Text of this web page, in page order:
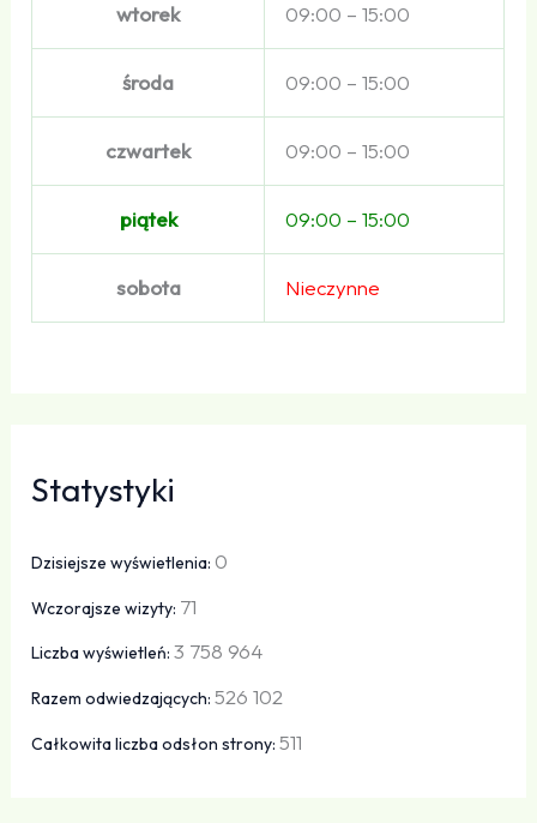
wtorek 09:00 – 15:00
środa 09:00 – 15:00
czwartek 09:00 – 15:00
piątek 09:00 – 15:00
sobota Nieczynne
Statystyki
Dzisiejsze wyświetlenia: 0
Wczorajsze wizyty: 71
Liczba wyświetleń:3 758 964
Razem odwiedzających:526 102
Całkowita liczba odsłon strony:511